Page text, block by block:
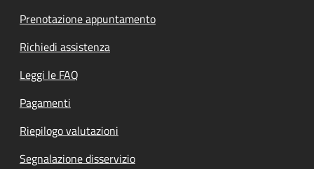
Prenotazione appuntamento
Richiedi assistenza
Leggi le FAQ
Pagamenti
Riepilogo valutazioni
Segnalazione disservizio